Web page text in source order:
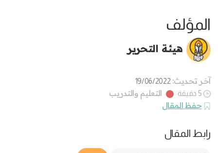
المؤلف
هيئة التحرير
آخر تحديث: 19/06/2022
5 دقيقة
التعليم والتدريب
حفظ المقال
رابط المقال